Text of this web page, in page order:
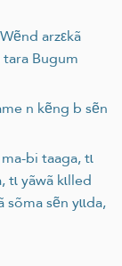
arzεkã
Bugum
n kẽng b sẽn
bi taaga, tɩ
yãwã kɩlled
sẽn yɩɩda,